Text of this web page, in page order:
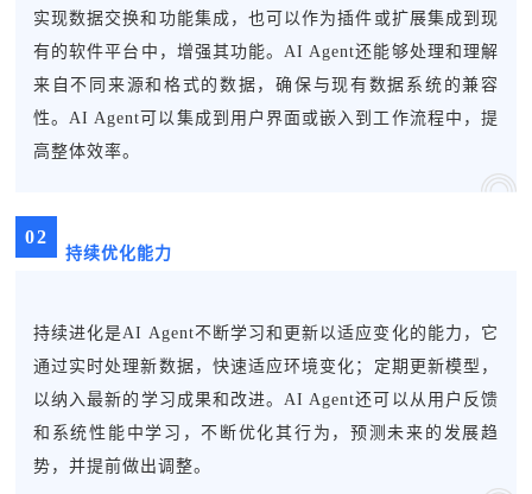
实现数据交换和功能集成，也可以作为插件或扩展集成到现
有的软件平台中，增强其功能。AI Agent还能够处理和理解
来自不同来源和格式的数据，确保与现有数据系统的兼容
性。AI Agent可以集成到用户界面或嵌入到工作流程中，提
高整体效率。
02
持续优化能力
持续进化是AI Agent不断学习和更新以适应变化的能力，它
通过实时处理新数据，快速适应环境变化；定期更新模型，
以纳入最新的学习成果和改进。AI Agent还可以从用户反馈
和系统性能中学习，不断优化其行为，预测未来的发展趋
势，并提前做出调整。